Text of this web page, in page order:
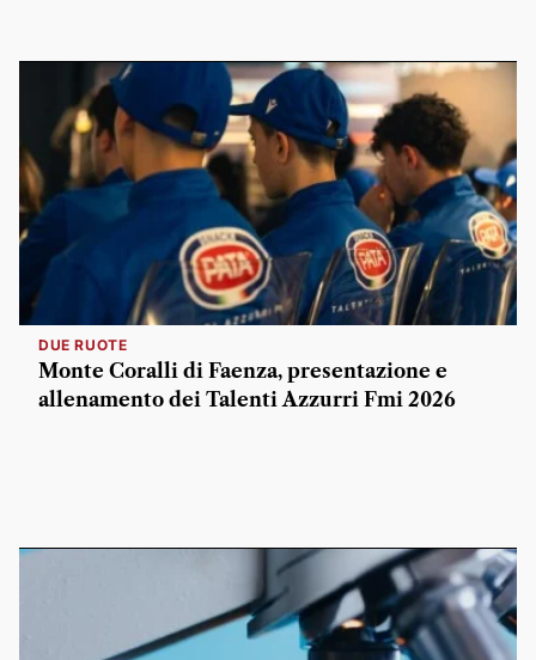
DUE RUOTE
Monte Coralli di Faenza, presentazione e
allenamento dei Talenti Azzurri Fmi 2026